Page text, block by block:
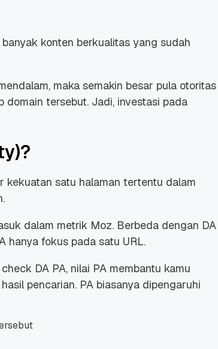
konten berkualitas yang sudah
maka semakin besar pula otoritas
tersebut. Jadi, investasi pada
kekuatan satu halaman tertentu dalam
dalam metrik Moz. Berbeda dengan DA
hanya fokus pada satu URL.
DA PA, nilai PA membantu kamu
pencarian. PA biasanya dipengaruhi